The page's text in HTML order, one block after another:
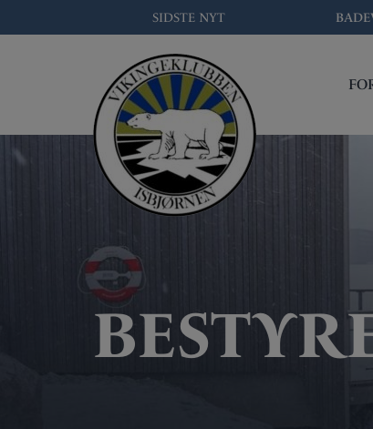
til
SIDSTE NYT